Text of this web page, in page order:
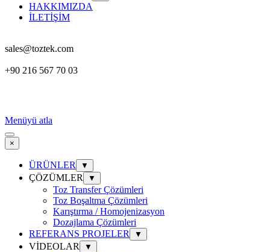
HAKKIMIZDA
İLETİŞİM
sales@toztek.com
+90 216 567 70 03
Menüyü atla
×
ÜRÜNLER ▼
ÇÖZÜMLER ▼
Toz Transfer Çözümleri
Toz Boşaltma Çözümleri
Karıştırma / Homojenizasyon
Dozajlama Çözümleri
REFERANS PROJELER
▼
VİDEOLAR ▼